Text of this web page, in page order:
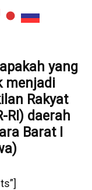
yang
menjadi
Rakyat
RI) daerah
Barat I